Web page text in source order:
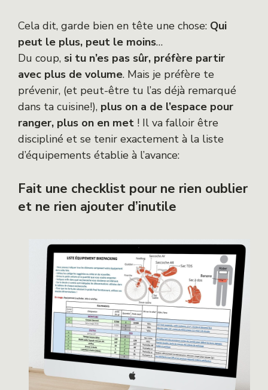
Cela dit, garde bien en tête une chose: Qui
peut le plus, peut le moins…
Du coup, si tu n’es pas sûr, préfère partir
avec plus de volume. Mais je préfère te
prévenir, (et peut-être tu l’as déjà remarqué
dans ta cuisine!), plus on a de l’espace pour
ranger, plus on en met ! Il va falloir être
discipliné et se tenir exactement à la liste
d’équipements établie à l’avance:
Fait une checklist pour ne rien oublier
et ne rien ajouter d’inutile